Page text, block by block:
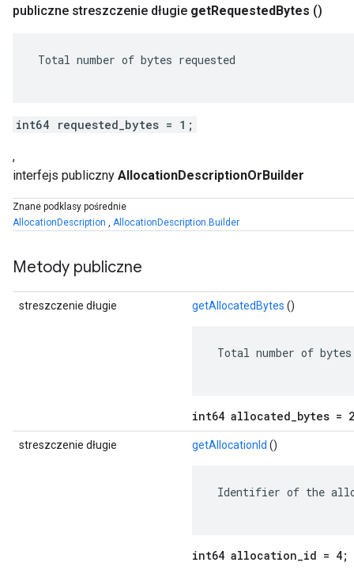
publiczne streszczenie długie getRequestedBytes ()
Total number of bytes requested
int64 requested_bytes = 1;
,
interfejs publiczny AllocationDescriptionOrBuilder
Znane podklasy pośrednie
AllocationDescription , AllocationDescription.Builder
Metody publiczne
streszczenie długie getAllocatedBytes ()
Total number of
int64 allocated_bytes =
streszczenie długie getAllocationId ()
Identifier of the
int64 allocation_id = 4;